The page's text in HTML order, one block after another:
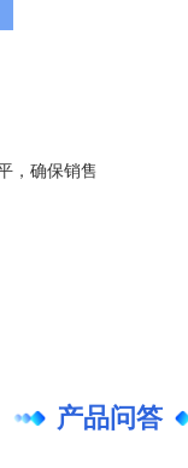
，确保销售
产品问答